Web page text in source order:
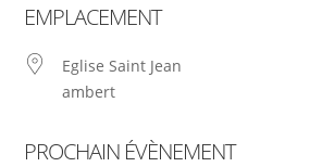
EMPLACEMENT
Eglise Saint Jean
ambert
PROCHAIN ÉVÈNEMENT